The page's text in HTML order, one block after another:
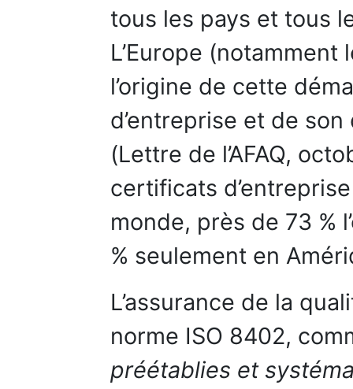
tous les pays et tous
L’Europe (notamment
l’origine de cette
d’entreprise et de son
(Lettre de l’AFAQ,
certificats
monde, près de 73 %
% seulement en
L’assurance de la
norme ISO 8402,
préétablies et